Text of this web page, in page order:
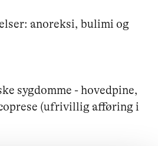
anoreksi, bulimi og
sygdomme - hovedpine,
(ufrivillig afføring i